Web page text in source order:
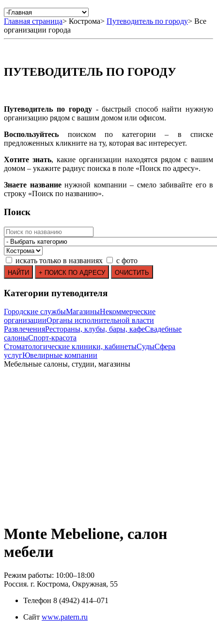
Главная страница> Кострома> Путеводитель по городу> Все
организации города
ПУТЕВОДИТЕЛЬ ПО ГОРОДУ
Путеводитель по городу- быстрый способ найти нужную
организацию рядом с вашим домом или офисом.
Воспользуйтесь поиском по категории – в списке
предложенных кликните на ту, которая вас интересует.
Хотите знать, какие организации находятся рядом с вашим
домом – укажите радиус поиска в поле «Поиск по адресу».
Знаете названиенужной компании – смело забивайте его в
строку «Поиск по названию».
Поиск
искать только в названиях с фото
Категории путеводителя
Городские службыМагазиныНекоммерческие
организацииОрганы исполнительной власти
РазвлеченияРестораны, клубы, бары, кафеСвадебные
салоныСпорт-красота
Стоматологические клиники, кабинетыСудыСфера
услугЮвелирные компании
Мебельные салоны, студии, магазины
Monte Mebelione, салон
мебели
Режим работы: 10:00–18:00
Россия. г. Кострома, Окружная, 55
Телефон 8 (4942) 414‒071
Сайт www.patern.ru